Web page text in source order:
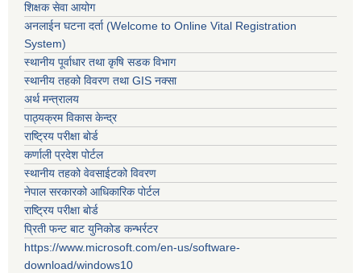
शिक्षक सेवा आयोग
अनलाईन घटना दर्ता (Welcome to Online Vital Registration
System)
स्थानीय पूर्वाधार तथा कृषि सडक विभाग
स्थानीय तहको विवरण तथा GIS नक्सा
अर्थ मन्त्रालय
पाठ्यक्रम विकास केन्द्र
राष्ट्रिय परीक्षा बोर्ड
कर्णाली प्रदेश पोर्टल
स्थानीय तहको वेवसाईटको विवरण
नेपाल सरकारको आधिकारिक पोर्टल
राष्ट्रिय परीक्षा बोर्ड
प्रिती फन्ट बाट युनिकोड कन्भर्रटर
https://www.microsoft.com/en-us/software-
download/windows10